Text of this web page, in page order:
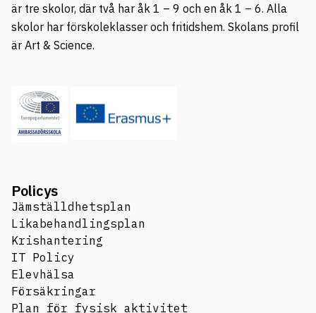
är tre skolor, där två har åk 1 – 9 och en åk 1 – 6. Alla
skolor har förskoleklasser och fritidshem. Skolans profil
är Art & Science.
Policys
Jämställdhetsplan
Likabehandlingsplan
Krishantering
IT Policy
Elevhälsa
Försäkringar
Plan för fysisk aktivitet